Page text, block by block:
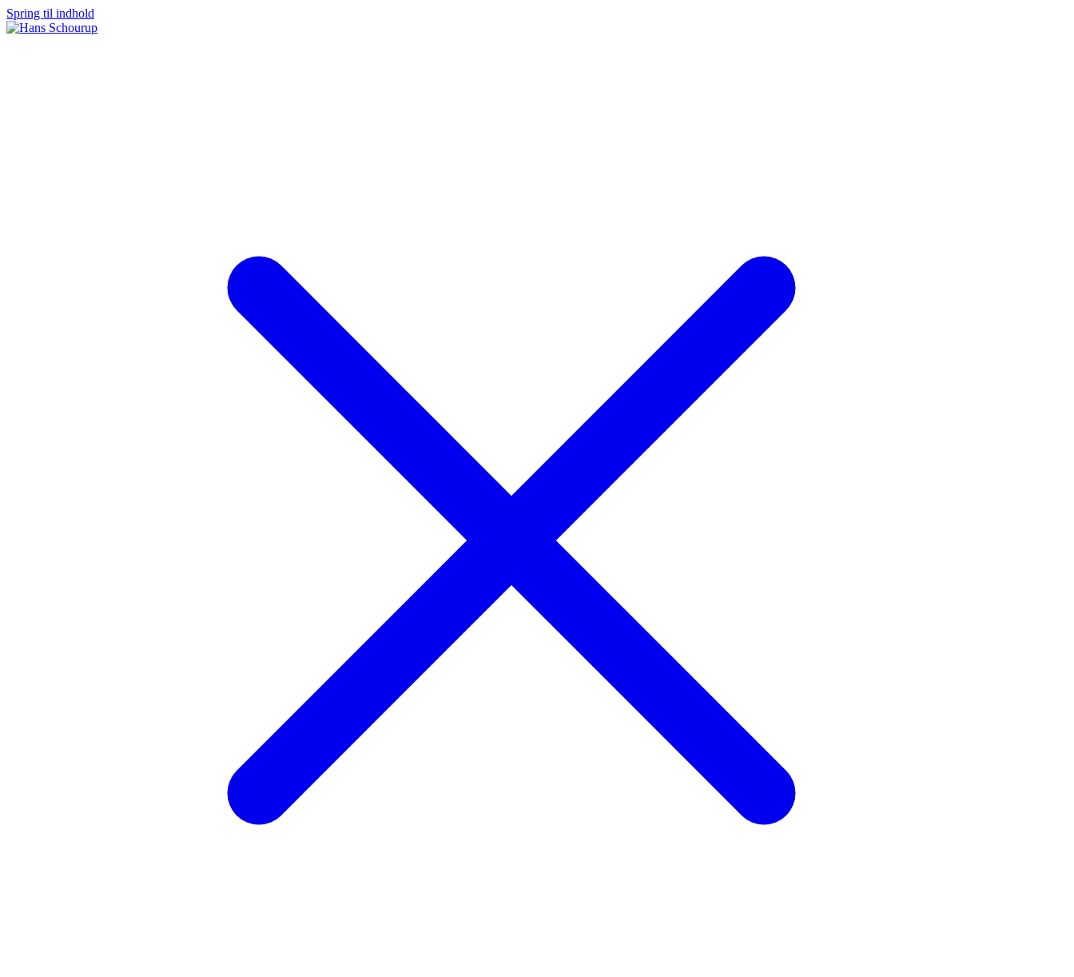
Spring til indhold